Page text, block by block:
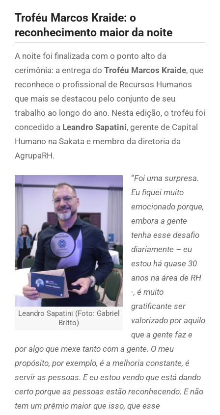
Troféu Marcos Kraide: o
reconhecimento maior da noite
A noite foi finalizada com o ponto alto da
cerimônia: a entrega do Troféu Marcos Kraide, que
reconhece o profissional de Recursos Humanos
que mais se destacou pelo conjunto de seu
trabalho ao longo do ano. Nesta edição, o troféu foi
concedido a Leandro Sapatini, gerente de Capital
Humano na Sakata e membro da diretoria da
AgrupaRH.
Leandro Sapatini (Foto: Gabriel
Britto)
“Foi uma surpresa.
Eu fiquei muito
emocionado porque,
embora a gente
tenha esse desafio
diariamente – eu
estou há quase 30
anos na área de RH
-, é muito
gratificante ser
valorizado por aquilo
que a gente faz e
por algo que mexe tanto com a gente. O meu
propósito, por exemplo, é a melhoria constante, é
servir as pessoas. E eu estou vendo que está dando
certo porque as pessoas estão reconhecendo. E não
tem um prêmio maior que isso, que esse